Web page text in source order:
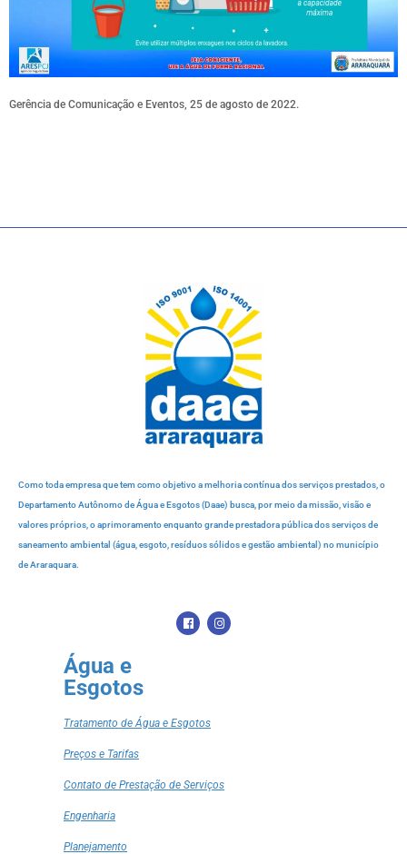
Gerência de Comunicação e Eventos, 25 de agosto de 2022.
Como toda empresa que tem como objetivo a melhoria contínua dos serviços prestados, o
Departamento Autônomo de Água e Esgotos (Daae) busca, por meio da missão, visão e
valores próprios, o aprimoramento enquanto grande prestadora pública dos serviços de
saneamento ambiental (água, esgoto, resíduos sólidos e gestão ambiental) no município
de Araraquara.
Água e
Esgotos
Tratamento de Água e Esgotos
Preços e Tarifas
Contato de Prestação de Serviços
Engenharia
Planejamento